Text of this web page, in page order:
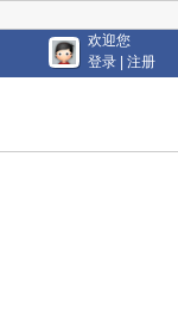
欢迎您
登录
注册